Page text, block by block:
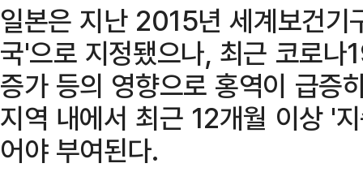
일본은 지난 2015년 세계보건
국'으로 지정됐으나, 최근 코로
증가 등의 영향으로 홍역이 급증
지역 내에서 최근 12개월 이상 '
어야 부여된다.